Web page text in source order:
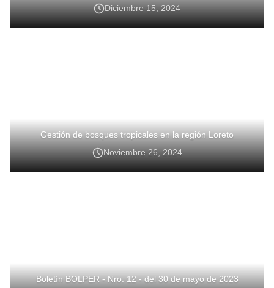
Diciembre 15, 2024
Gestión de bosques tropicales en la región Loreto
Noviembre 26, 2024
Boletín BOLPER - Nro. 12 - del 30 de mayo de 2023